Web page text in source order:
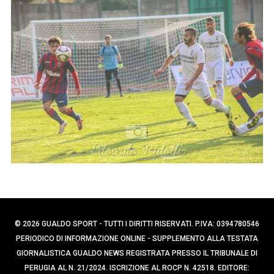
e
r
:
© 2026 GUALDO SPORT - TUTTI I DIRITTI RISERVATI. P.IVA: 0394780546
PERIODICO DI INFORMAZIONE ONLINE - SUPPLEMENTO ALLA TESTATA
GIORNALISTICA GUALDO NEWS REGISTRATA PRESSO IL TRIBUNALE DI
PERUGIA AL N. 21/2024. ISCRIZIONE AL ROCP N. 42518. EDITORE:
e
r
c
a
p
e
r
: